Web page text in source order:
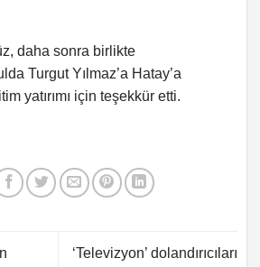
daha sonra birlikte
Turgut Yılmaz’a Hatay’a
yatırımı için teşekkür etti.
‘Televizyon’ dolandırıcıları